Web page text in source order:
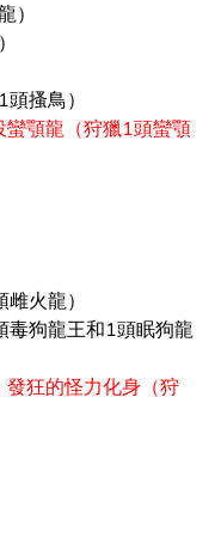
）
搔鳥）
顎龍（狩獵1頭蠻顎
火龍）
毒狗龍王和1頭眠狗龍
狂的怪力化身（狩